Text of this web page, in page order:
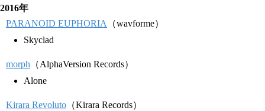
2016年
PARANOID EUPHORIA
（wavforme）
Skyclad
morph （AlphaVersion Records）
Alone
Kirara Revoluto （Kirara Records）